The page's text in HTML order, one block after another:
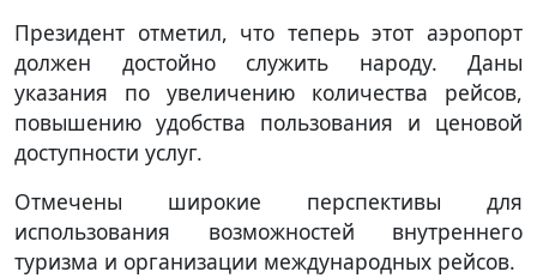
Президент отметил, что теперь этот аэропорт
должен достойно служить народу. Даны
указания по увеличению количества рейсов,
повышению удобства пользования и ценовой
доступности услуг.
Отмечены широкие перспективы для
использования возможностей внутреннего
туризма и организации международных рейсов.